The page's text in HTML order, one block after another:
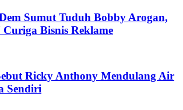
Sumut Tuduh Bobby Arogan,
Curiga Bisnis Reklame
Ricky Anthony Mendulang Air
Sendiri